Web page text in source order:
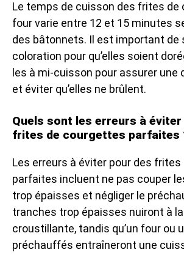
Le temps de cuisson des frites de
four varie entre 12 et 15 minutes
des bâtonnets. Il est important de
coloration pour qu’elles soient
les à mi-cuisson pour assurer une
et éviter qu’elles ne brûlent.
Quels sont les erreurs à éviter
frites de courgettes parfaites
Les erreurs à éviter pour des
parfaites incluent ne pas couper
trop épaisses et négliger le
tranches trop épaisses nuiront à
croustillante, tandis qu’un four ou
préchauffés entraîneront une